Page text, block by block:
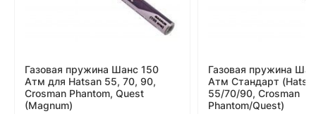
Газовая пружина Шанс 150
Атм для Hatsan 55, 70, 90,
Crosman Phantom, Quest
(Magnum)
Газовая пружина
Атм Стандарт
55/70/90, Crosman
Phantom/Quest)